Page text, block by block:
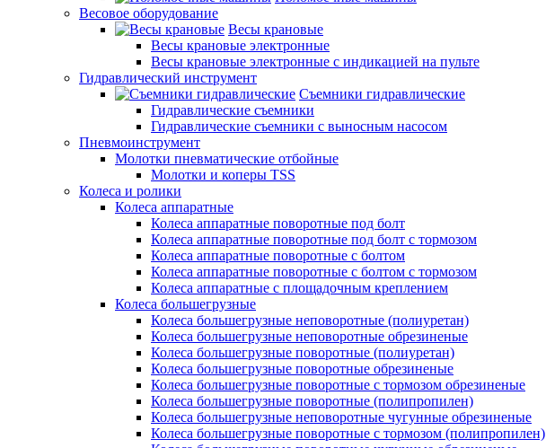
Весовое оборудование
Весы крановые
Весы крановые электронные
Весы крановые электронные с индикацией на пульте
Гидравлический инструмент
Съемники гидравлические
Гидравлические съемники
Гидравлические cъемники с выносным насосом
Пневмоинструмент
Молотки пневматические отбойные
Молотки и коперы TSS
Колеса и ролики
Колеса аппаратные
Колеса аппаратные поворотные под болт
Колеса аппаратные поворотные под болт с тормозом
Колеса аппаратные поворотные с болтом
Колеса аппаратные поворотные с болтом с тормозом
Колеса аппаратные с площадочным креплением
Колеса большегрузные
Колеса большегрузные неповоротные (полиуретан)
Колеса большегрузные неповоротные обрезиненые
Колеса большегрузные поворотные (полиуретан)
Колеса большегрузные поворотные обрезиненые
Колеса большегрузные поворотные с тормозом обрезиненые
Колеса большегрузные поворотные (полипропилен)
Колеса большегрузные неповоротные чугунные обрезиненые
Колеса большегрузные поворотные с тормозом (полипропилен)